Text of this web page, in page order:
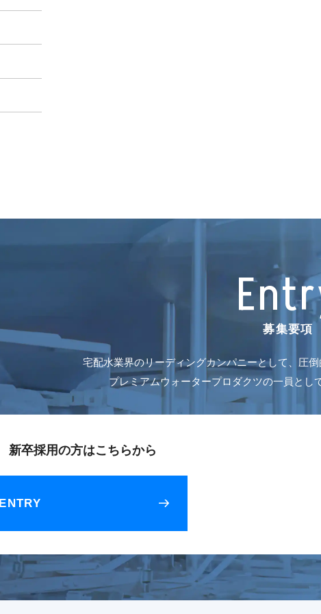
募集要項
宅配水業界のリーディングカンパニーとして、圧
プレミアムウォータープロダクツの一員とし
新卒採用の方はこちらから
ENTRY